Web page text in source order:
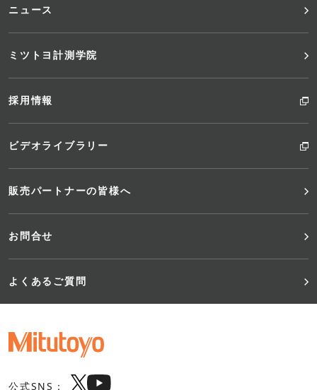
ニュース
ミツトヨ計測学院
採用情報
ビデオライブラリー
販売パートナーの皆様へ
お問合せ
よくあるご質問
公式SNS：